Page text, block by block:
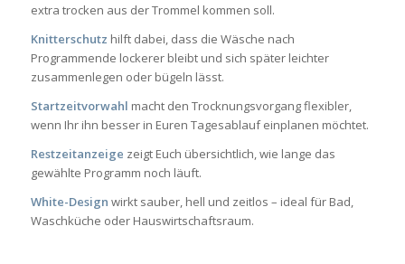
extra trocken aus der Trommel kommen soll.
Knitterschutz hilft dabei, dass die Wäsche nach
Programmende lockerer bleibt und sich später leichter
zusammenlegen oder bügeln lässt.
Startzeitvorwahl macht den Trocknungsvorgang flexibler,
wenn Ihr ihn besser in Euren Tagesablauf einplanen möchtet.
Restzeitanzeige zeigt Euch übersichtlich, wie lange das
gewählte Programm noch läuft.
White-Design wirkt sauber, hell und zeitlos – ideal für Bad,
Waschküche oder Hauswirtschaftsraum.